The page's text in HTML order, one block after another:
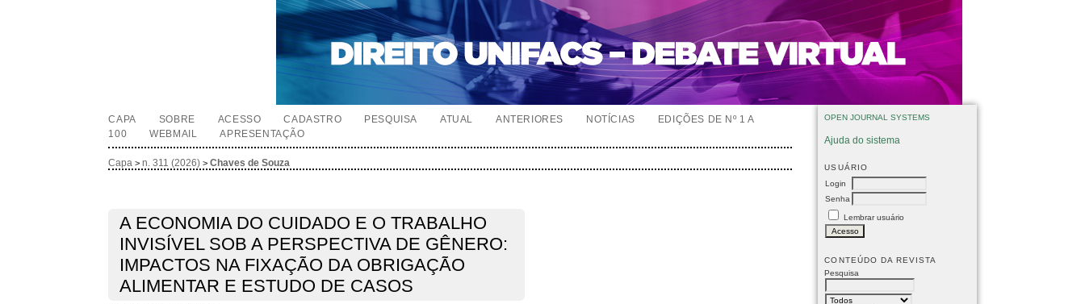
OPEN JOURNAL SYSTEMS
Ajuda do sistema
USUÁRIO
Login
Senha
Lembrar usuário
CONTEÚDO DA REVISTA
Pesquisa
CAPA SOBRE ACESSO CADASTRO PESQUISA ATUAL ANTERIORES NOTÍCIAS
EDIÇÕES DE Nº 1 A
100
WEBMAIL APRESENTAÇÃO
Capa >n. 311 (2026) >Chaves de Souza
A ECONOMIA DO CUIDADO E O TRABALHO
INVISÍVEL SOB A PERSPECTIVA DE GÊNERO:
IMPACTOS NA FIXAÇÃO DA OBRIGAÇÃO
ALIMENTAR E ESTUDO DE CASOS